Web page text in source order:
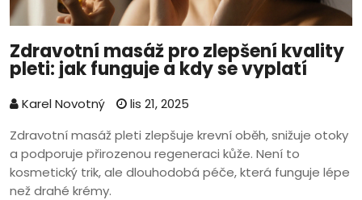
Zdravotní masáž pro zlepšení kvality
pleti: jak funguje a kdy se vyplatí
Karel Novotný
lis 21, 2025
Zdravotní masáž pleti zlepšuje krevní oběh, snižuje otoky
a podporuje přirozenou regeneraci kůže. Není to
kosmetický trik, ale dlouhodobá péče, která funguje lépe
než drahé krémy.